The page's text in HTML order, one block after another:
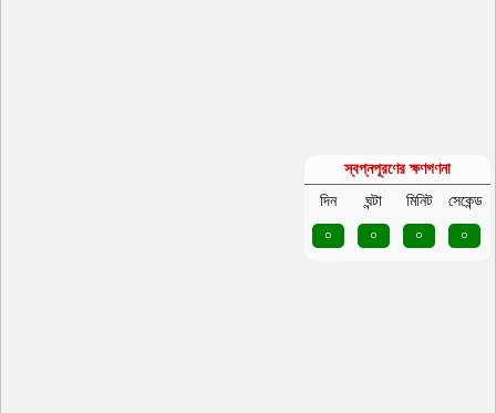
স্বপ্নপূরণের ক্ষণগণনা
দিন
ঘন্টা মিনিট
সেকেন্ড
০
০ ০ ০